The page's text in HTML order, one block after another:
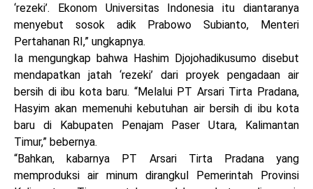
‘rezeki’. Ekonom Universitas Indonesia itu diantaranya
menyebut sosok adik Prabowo Subianto, Menteri
Pertahanan RI,” ungkapnya.
Ia mengungkap bahwa Hashim Djojohadikusumo disebut
mendapatkan jatah ‘rezeki’ dari proyek pengadaan air
bersih di ibu kota baru. “Melalui PT Arsari Tirta Pradana,
Hasyim akan memenuhi kebutuhan air bersih di ibu kota
baru di Kabupaten Penajam Paser Utara, Kalimantan
Timur,” bebernya.
“Bahkan, kabarnya PT Arsari Tirta Pradana yang
memproduksi air minum dirangkul Pemerintah Provinsi